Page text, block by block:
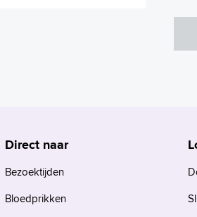
Direct naar
Bezoektijden
Bloedprikken